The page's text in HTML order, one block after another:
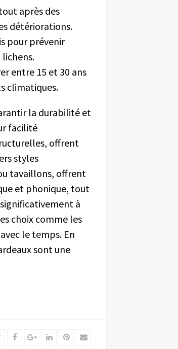
après des
détériorations.
pour prévenir
lichens.
entre 15 et 30 ans
climatiques.
la durabilité et
facilité
offrent
styles
tavaillons, offrent
et phonique, tout
à
choix comme les
le temps. En
sont une
TwitterFacebookGoogle+LinkedInPinterest
Email